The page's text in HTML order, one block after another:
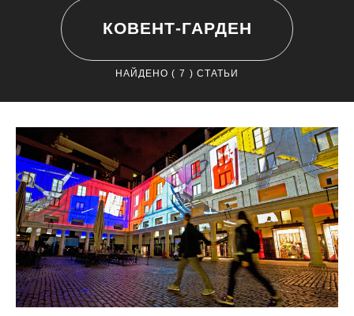
КОВЕНТ-ГАРДЕН
НАЙДЕНО ( 7 ) СТАТЬИ